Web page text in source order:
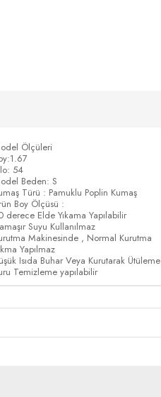
Ölçüleri
54
Beden: S
Türü : Pamuklu Poplin Kumaş
Boy Ölçüsü :
derece Elde Yıkama Yapılabilir
Suyu Kullanılmaz
Makinesinde , Normal Kurutma
Yapılmaz
Isıda Buhar Veya Kurutarak Ütüleme
Temizleme yapılabilir